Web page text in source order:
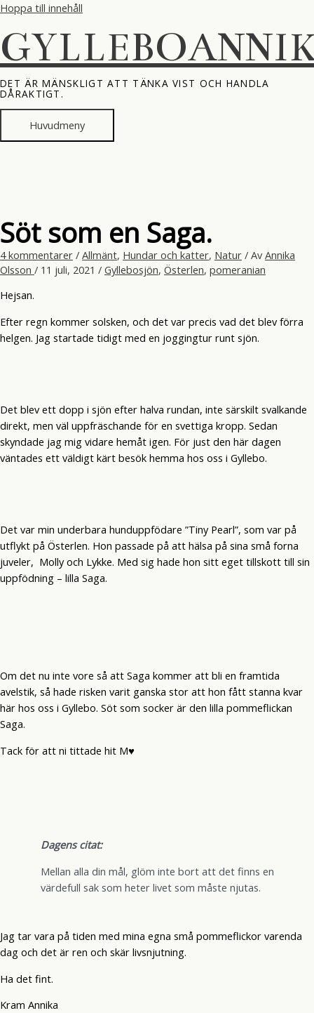
Hoppa till innehåll
DET ÄR MÄNSKLIGT ATT TÄNKA VIST OCH HANDLA
DÅRAKTIGT.
Huvudmeny
Söt som en Saga.
4 kommentarer / Allmänt, Hundar och katter, Natur / Av Annika
Olsson / 11 juli, 2021 / Gyllebosjön, Österlen, pomeranian
Hejsan.
Efter regn kommer solsken, och det var precis vad det blev förra
helgen. Jag startade tidigt med en joggingtur runt sjön.
Det blev ett dopp i sjön efter halva rundan, inte särskilt svalkande
direkt, men väl uppfräschande för en svettiga kropp. Sedan
skyndade jag mig vidare hemåt igen. För just den här dagen
väntades ett väldigt kärt besök hemma hos oss i Gyllebo.
Det var min underbara hunduppfödare ”Tiny Pearl”, som var på
utflykt på Österlen. Hon passade på att hälsa på sina små forna
juveler, Molly och Lykke. Med sig hade hon sitt eget tillskott till sin
uppfödning – lilla Saga.
Om det nu inte vore så att Saga kommer att bli en framtida
avelstik, så hade risken varit ganska stor att hon fått stanna kvar
här hos oss i Gyllebo. Söt som socker är den lilla pommeflickan
Saga.
Tack för att ni tittade hit M♥
Dagens citat:
Mellan alla din mål, glöm inte bort att det finns en
värdefull sak som heter livet som måste njutas.
Jag tar vara på tiden med mina egna små pommeflickor varenda
dag och det är ren och skär livsnjutning.
Ha det fint.
Kram Annika